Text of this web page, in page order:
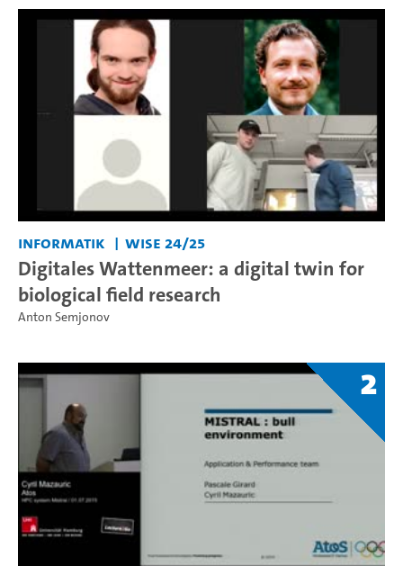
Informatik WiSe 24/25
Digitales Wattenmeer: a digital twin for
biological field research
Anton Semjonov
2